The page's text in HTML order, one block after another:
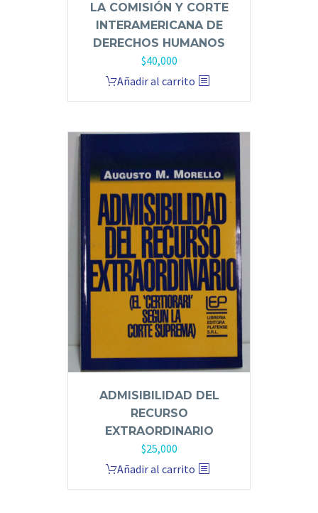
LA COMISIÓN Y CORTE
INTERAMERICANA DE
DERECHOS HUMANOS
$40,000
Añadir al carrito
ADMISIBILIDAD DEL
RECURSO
EXTRAORDINARIO
$25,000
Añadir al carrito